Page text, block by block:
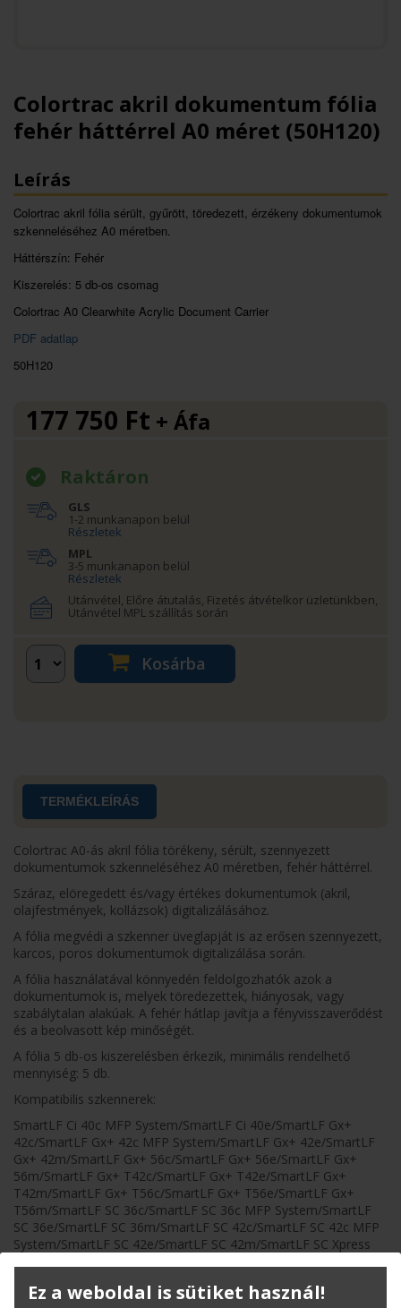
Colortrac akril dokumentum fólia
fehér háttérrel A0 méret (50H120)
Leírás
Colortrac akril fólia sérült, gyűrött, töredezett, érzékeny dokumentumok
szkenneléséhez A0 méretben.
Háttérszín: Fehér
Kiszerelés: 5 db-os csomag
Colortrac A0 Clearwhite Acrylic Document Carrier
PDF adatlap
50H120
177 750 Ft + Áfa
Raktáron
GLS
1-2 munkanapon belül
Részletek
MPL
3-5 munkanapon belül
Részletek
Utánvétel, Előre átutalás, Fizetés átvételkor üzletünkben,
Utánvétel MPL szállítás során
Kosárba
TERMÉKLEÍRÁS
Colortrac A0-ás akril fólia törékeny, sérült, szennyezett
dokumentumok szkenneléséhez A0 méretben, fehér háttérrel.
Száraz, elöregedett és/vagy értékes dokumentumok (akril,
olajfestmények, kollázsok) digitalizálásához.
A fólia megvédi a szkenner üveglapját is az erősen szennyezett,
karcos, poros dokumentumok digitalizálása során.
A fólia használatával könnyedén feldolgozhatók azok a
dokumentumok is, melyek töredezettek, hiányosak, vagy
szabálytalan alakúak. A fehér hátlap javítja a fényvisszaverődést
és a beolvasott kép minőségét.
A fólia 5 db-os kiszerelésben érkezik, minimális rendelhető
mennyiség: 5 db.
Kompatibilis szkennerek:
SmartLF Ci 40c MFP System/SmartLF Ci 40e/SmartLF Gx+
42c/SmartLF Gx+ 42c MFP System/SmartLF Gx+ 42e/SmartLF
Gx+ 42m/SmartLF Gx+ 56c/SmartLF Gx+ 56e/SmartLF Gx+
56m/SmartLF Gx+ T42c/SmartLF Gx+ T42e/SmartLF Gx+
T42m/SmartLF Gx+ T56c/SmartLF Gx+ T56e/SmartLF Gx+
T56m/SmartLF SC 36c/SmartLF SC 36c MFP System/SmartLF
SC 36e/SmartLF SC 36m/SmartLF SC 42c/SmartLF SC 42c MFP
System/SmartLF SC 42e/SmartLF SC 42m/SmartLF SC Xpress
42m/SmartLF SG 36c/SmartLF SG 36e/SmartLF SG
Ez a weboldal is sütiket használ!